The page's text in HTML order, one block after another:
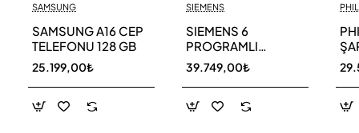
SAMSUNG
SAMSUNG A16 CEP
TELEFONU 128 GB
25.199,00₺
SIEMENS
SIEMENS 6
PROGRAMLI
BULAŞIK MAKİNESİ
SN216W00DT
39.749,00₺
11